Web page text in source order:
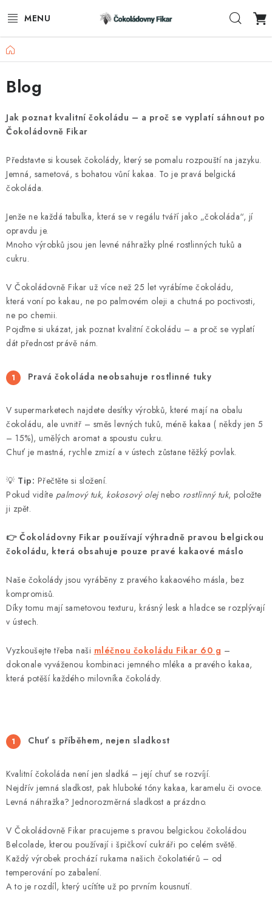
na
ESHOP
REKLAMNÍ VÝROBKY
O NÁS
AKTUALITY
KONTAKTY
FUNKČNÍ ČOKOLÁDA
Jak nakupovat Obchodní podmínky
Reklamace
Podmínky ochrany osobních údajů
Domů
Blog
Jak poznat kvalitní čokoládu – a proč se vyplatí sáhnout po
Čokoládovně Fikar
Představte si kousek čokolády, který se pomalu rozpouští na jazyku.
Jemná, sametová, s bohatou vůní kakaa. To je pravá belgická
čokoláda.
Jenže ne každá tabulka, která se v regálu tváří jako „čokoláda“, jí
opravdu je.
Mnoho výrobků jsou jen levné náhražky plné rostlinných tuků a
cukru.
V Čokoládovně Fikar už více než 25 let vyrábíme čokoládu,
která voní po kakau, ne po palmovém oleji a chutná po poctivosti,
ne po chemii.
Pojďme si ukázat, jak poznat kvalitní čokoládu – a proč se vyplatí
dát přednost právě nám.
Pravá čokoláda neobsahuje rostlinné tuky
V supermarketech najdete desítky výrobků, které mají na obalu
čokoládu, ale uvnitř – směs levných tuků, méně kakaa ( někdy jen 5
– 15%), umělých aromat a spoustu cukru.
Chuť je mastná, rychle zmizí a v ústech zůstane těžký povlak.
💡 Tip: Přečtěte si složení.
Pokud vidíte palmový tuk, kokosový olejnebo rostlinný tuk, položte
ji zpět.
👉Čokoládovny Fikar používají výhradně pravou belgickou
čokoládu, která obsahuje pouze pravé kakaové máslo
Naše čokolády jsou vyráběny z pravého kakaového másla, bez
kompromisů.
Díky tomu mají sametovou texturu, krásný lesk a hladce se rozplývají
v ústech.
Vyzkoušejte třeba naši mléčnou čokoládu Fikar 60 g –
dokonale vyváženou kombinaci jemného mléka a pravého kakaa,
která potěší každého milovníka čokolády.
Chuť s příběhem, nejen sladkost
Kvalitní čokoláda není jen sladká – její chuť se rozvíjí.
Nejdřív jemná sladkost, pak hluboké tóny kakaa, karamelu či ovoce.
Levná náhražka? Jednorozměrná sladkost a prázdno.
V Čokoládovně Fikar pracujeme s pravou belgickou čokoládou
Belcolade, kterou používají i špičkoví cukráři po celém světě.
Každý výrobek prochází rukama našich čokolatiérů – od
temperování po zabalení.
A to je rozdíl, který ucítíte už po prvním kousnutí.